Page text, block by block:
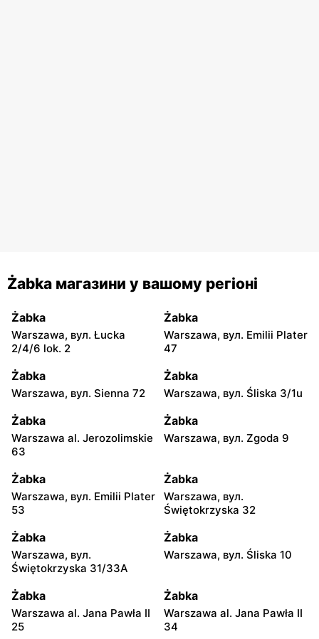
Żabka магазини у вашому регіоні
Żabka
Warszawa, вул. Łucka
2/4/6 lok. 2
Żabka
Warszawa, вул. Emilii Plater
47
Żabka
Warszawa, вул. Sienna 72
Żabka
Warszawa, вул. Śliska 3/1u
Żabka
Warszawa al. Jerozolimskie
63
Żabka
Warszawa, вул. Zgoda 9
Żabka
Warszawa, вул. Emilii Plater
53
Żabka
Warszawa, вул.
Świętokrzyska 32
Żabka
Warszawa, вул.
Świętokrzyska 31/33A
Żabka
Warszawa, вул. Śliska 10
Żabka
Warszawa al. Jana Pawła II
25
Żabka
Warszawa al. Jana Pawła II
34